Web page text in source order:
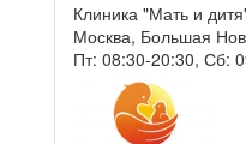
Клиника "Мать и
Москва, Большая
Пт: 08:30-20:30, Сб: